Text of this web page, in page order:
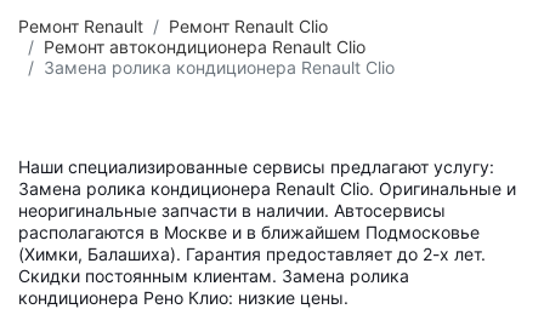
Ремонт Renault
Ремонт Renault Clio
Ремонт автокондиционера Renault Clio
Замена ролика кондиционера Renault Clio
Наши специализированные сервисы предлагают услугу:
Замена ролика кондиционера Renault Clio. Оригинальные и
неоригинальные запчасти в наличии. Автосервисы
располагаются в Москве и в ближайшем Подмосковье
(Химки, Балашиха). Гарантия предоставляет до 2-х лет.
Скидки постоянным клиентам. Замена ролика
кондиционера Рено Клио: низкие цены.